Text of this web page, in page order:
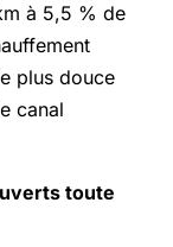
à 5,5 % de
plus douce
canal
toute